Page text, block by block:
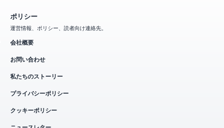
ポリシー
運営情報、ポリシー、読者向け連絡先。
会社概要
お問い合わせ
私たちのストーリー
プライバシーポリシー
クッキーポリシー